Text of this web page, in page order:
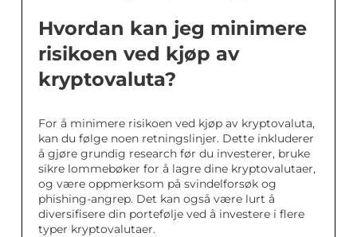
Hvordan kan jeg minimere
risikoen ved kjøp av
kryptovaluta?
For å minimere risikoen ved kjøp av kryptovaluta,
kan du følge noen retningslinjer. Dette inkluderer
å gjøre grundig research før du investerer, bruke
sikre lommebøker for å lagre dine kryptovalutaer,
og være oppmerksom på svindelforsøk og
phishing-angrep. Det kan også være lurt å
diversifisere din portefølje ved å investere i flere
typer kryptovalutaer.